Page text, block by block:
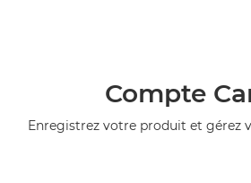
Compte
Enregistrez votre produit et gérez